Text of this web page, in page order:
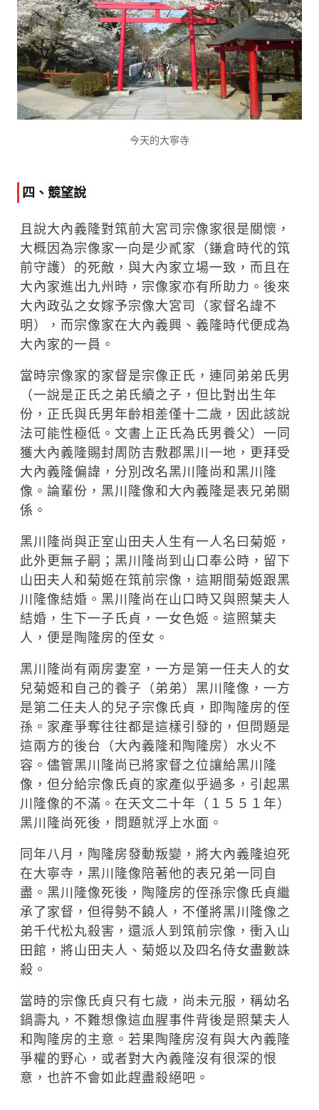
今天的大寧寺
四、競望說
且說大內義隆對筑前大宮司宗像家很是關懷，
大概因為宗像家一向是少貳家（鎌倉時代的筑
前守護）的死敵，與大內家立場一致，而且在
大內家進出九州時，宗像家亦有所助力。後來
大內政弘之女嫁予宗像大宮司（家督名諱不
明），而宗像家在大內義興、義隆時代便成為
大內家的一員。
當時宗像家的家督是宗像正氏，連同弟弟氏男
（一說是正氏之弟氏續之子，但比對出生年
份，正氏與氏男年齡相差僅十二歲，因此該說
法可能性極低。文書上正氏為氏男養父）一同
獲大內義隆賜封周防吉敷郡黑川一地，更拜受
大內義隆偏諱，分別改名黑川隆尚和黑川隆
像。論輩份，黑川隆像和大內義隆是表兄弟關
係。
黑川隆尚與正室山田夫人生有一人名曰菊姬，
此外更無子嗣；黑川隆尚到山口奉公時，留下
山田夫人和菊姬在筑前宗像，這期間菊姬跟黑
川隆像結婚。黑川隆尚在山口時又與照葉夫人
結婚，生下一子氏貞，一女色姬。這照葉夫
人，便是陶隆房的侄女。
黑川隆尚有兩房妻室，一方是第一任夫人的女
兒菊姬和自己的養子（弟弟）黑川隆像，一方
是第二任夫人的兒子宗像氏貞，即陶隆房的侄
孫。家產爭奪往往都是這樣引發的，但問題是
這兩方的後台（大內義隆和陶隆房）水火不
容。儘管黑川隆尚已將家督之位讓給黑川隆
像，但分給宗像氏貞的家產似乎過多，引起黑
川隆像的不滿。在天文二十年（１５５１年）
黑川隆尚死後，問題就浮上水面。
同年八月，陶隆房發動叛變，將大內義隆迫死
在大寧寺，黑川隆像陪著他的表兄弟一同自
盡。黑川隆像死後，陶隆房的侄孫宗像氏貞繼
承了家督，但得勢不饒人，不僅將黑川隆像之
弟千代松丸殺害，還派人到筑前宗像，衝入山
田館，將山田夫人、菊姬以及四名侍女盡數誅
殺。
當時的宗像氏貞只有七歲，尚未元服，稱幼名
鍋壽丸，不難想像這血腥事件背後是照葉夫人
和陶隆房的主意。若果陶隆房沒有與大內義隆
爭權的野心，或者對大內義隆沒有很深的恨
意，也許不會如此趕盡殺絕吧。